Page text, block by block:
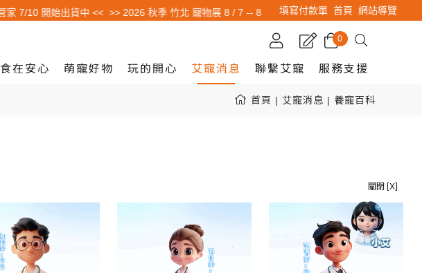
7/10 開始出貨中 << >> 2026 秋季 竹北 寵物展 8 / 7 -- 8 / 10 艾寵在 竹北體育館 <<
填寫付款單 首頁 網站導覽
0
食在安心 萌寵好物 玩的開心 艾寵消息 聯繫艾寵 服務支援
首頁 艾寵消息 養寵百科
關閉 [X]